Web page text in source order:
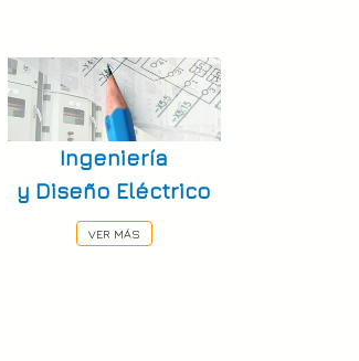
Ingeniería
y Diseño Eléctrico
VER MÁS